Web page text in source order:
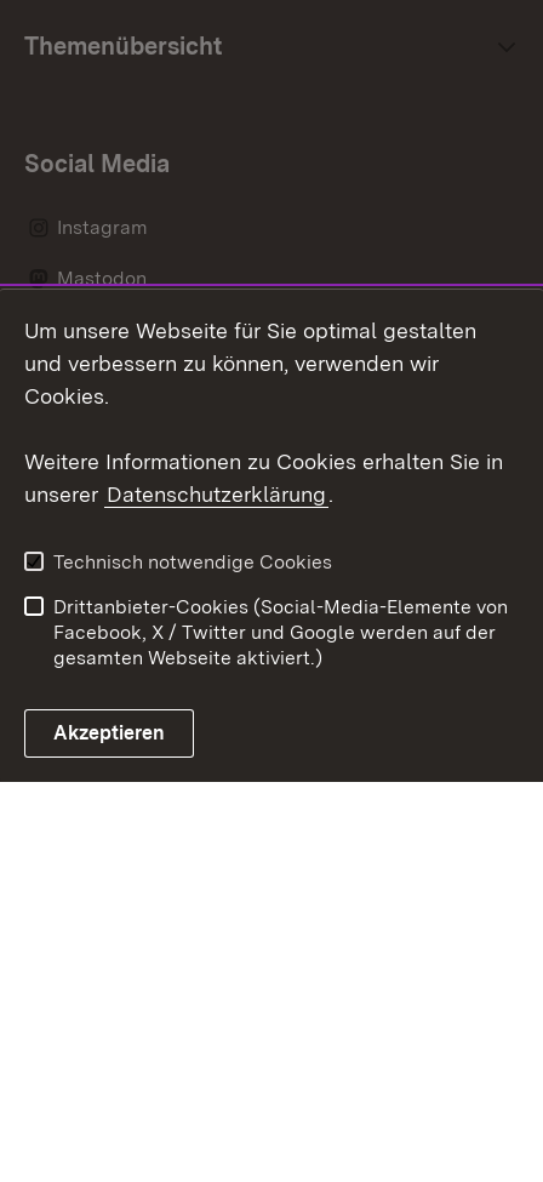
Themenübersicht
Social Media
Instagram
Mastodon
Messenger
Link zum Landesportal
Kontakt
Impressum
Cookies
Um unsere Webseite für Sie optimal gestalten
und verbessern zu können, verwenden wir
Cookies.
Weitere Informationen zu Cookies erhalten Sie in
unserer Datenschutzerklärung.
Technisch notwendige Cookies
Drittanbieter-Cookies (Social-Media-Elemente von
Facebook, X / Twitter und Google werden auf der
gesamten Webseite aktiviert.)
Akzeptieren